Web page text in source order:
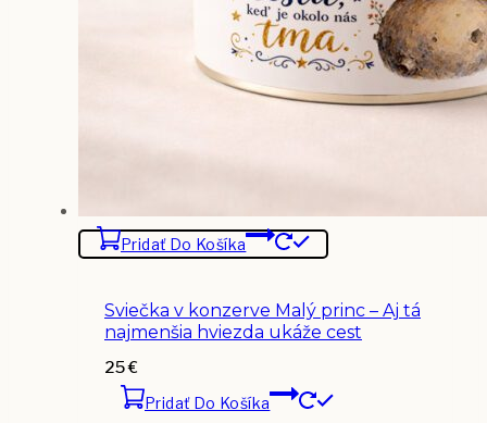
Pridať Do Košíka
Sviečka v konzerve Malý princ – Aj tá
najmenšia hviezda ukáže cest
25€
Pridať Do Košíka